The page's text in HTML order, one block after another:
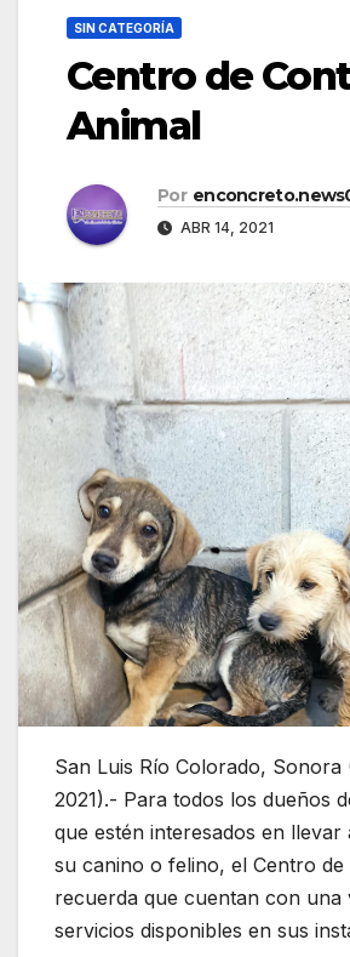
SIN CATEGORÍA
Centro de
Animal
Por
ABR 14, 2021
San Luis Río Colorado, Sonora
2021).- Para todos los dueños
que estén interesados en llevar
su canino o felino, el Centro
recuerda que cuentan con una
servicios disponibles en sus